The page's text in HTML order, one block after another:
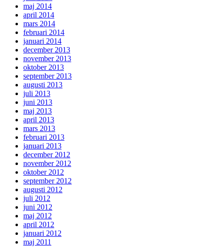
maj 2014
april 2014
mars 2014
februari 2014
januari 2014
december 2013
november 2013
oktober 2013
september 2013
augusti 2013
juli 2013
juni 2013
maj 2013
april 2013
mars 2013
februari 2013
januari 2013
december 2012
november 2012
oktober 2012
september 2012
augusti 2012
juli 2012
juni 2012
maj 2012
april 2012
januari 2012
maj 2011